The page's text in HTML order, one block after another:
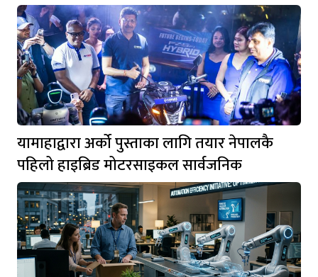
यामाहाद्वारा अर्को पुस्ताका लागि तयार नेपालकै
पहिलो हाइब्रिड मोटरसाइकल सार्वजनिक